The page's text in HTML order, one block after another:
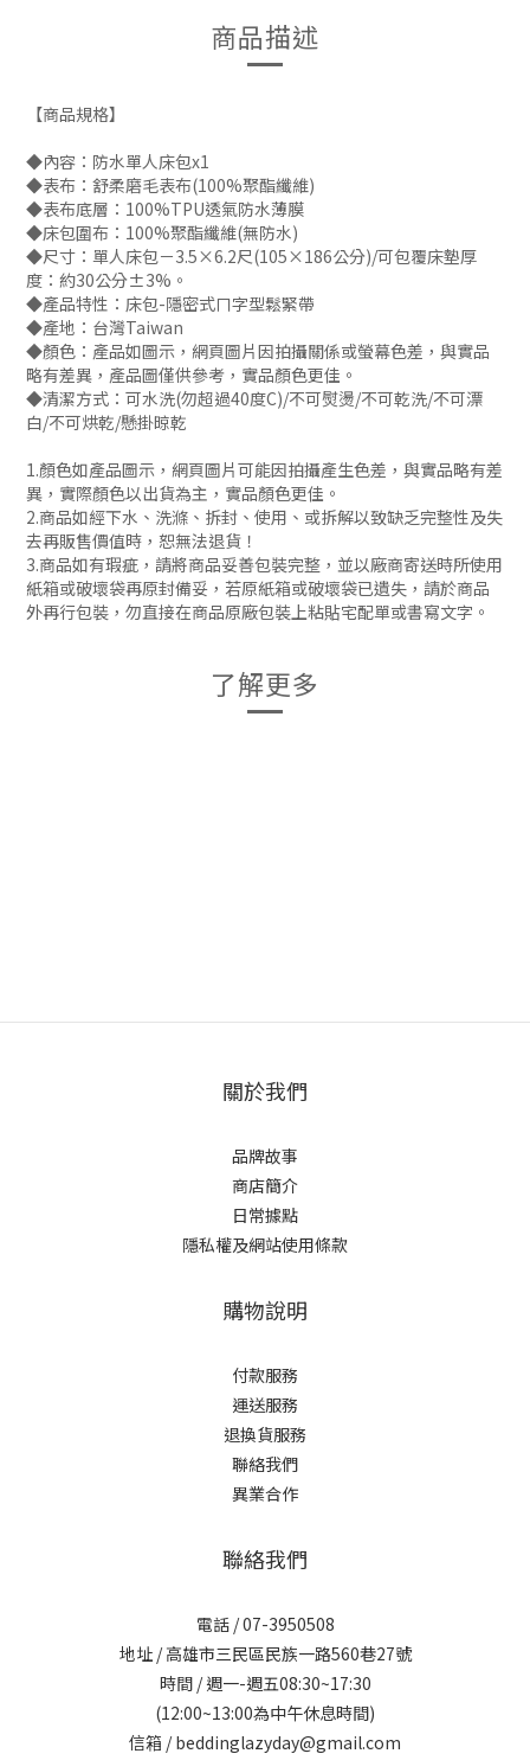
商品描述
【商品規格】
◆內容：防水單人床包x1
◆表布：舒柔磨毛表布(100%聚酯纖維)
◆表布底層：100%TPU透氣防水薄膜
◆床包圍布：100%聚酯纖維(無防水)
◆尺寸：單人床包－3.5×6.2尺(105×186公分)/可包覆床墊厚
度：約30公分±3%。
◆產品特性：床包-隱密式ㄇ字型鬆緊帶
◆產地：台灣Taiwan
◆顏色：產品如圖示，網頁圖片因拍攝關係或螢幕色差，與實品
略有差異，產品圖僅供參考，實品顏色更佳。
◆清潔方式：可水洗(勿超過40度C)/不可熨燙/不可乾洗/不可漂
白/不可烘乾/懸掛晾乾
1.顏色如產品圖示，網頁圖片可能因拍攝產生色差，與實品略有差
異，實際顏色以出貨為主，實品顏色更佳。
2.商品如經下水、洗滌、拆封、使用、或拆解以致缺乏完整性及失
去再販售價值時，恕無法退貨！
3.商品如有瑕疵，請將商品妥善包裝完整，並以廠商寄送時所使用
紙箱或破壞袋再原封備妥，若原紙箱或破壞袋已遺失，請於商品
外再行包裝，勿直接在商品原廠包裝上粘貼宅配單或書寫文字。
了解更多
關於我們
品牌故事
商店簡介
日常據點
隱私權及網站使用條款
購物說明
付款服務
運送服務
退換貨服務
聯絡我們
異業合作
聯絡我們
電話 / 07-3950508
地址 / 高雄市三民區民族一路560巷27號
時間 / 週一-週五08:30~17:30
(12:00~13:00為中午休息時間)
信箱 / beddinglazyday@gmail.com